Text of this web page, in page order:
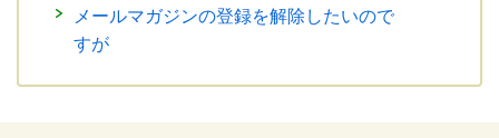
メールマガジンの登録を解除したいので
すが